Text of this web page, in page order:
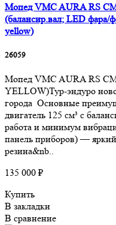
Мопед VMC AURA RS
(балансир.вал; LED фара/
yellow)
26059
Мопед VMC AURA RS
YELLOW)Тур-эндуро
города Основные
двигатель 125 см³ с
работа и минимум
панель приборов) —
резина&nb..
135 000 ₽
Купить
В закладки
В сравнение